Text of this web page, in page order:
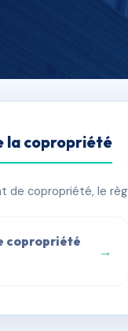
Évreux
Digital 💬
la copropriété
de copropriété, le
copropriété
→